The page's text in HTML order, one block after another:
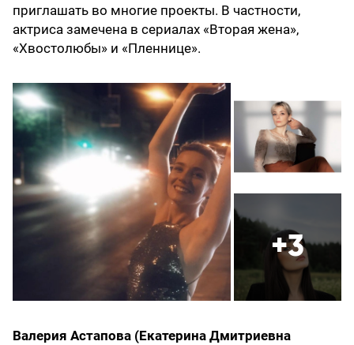
приглашать во многие проекты. В частности,
актриса замечена в сериалах «Вторая жена»,
«Хвостолюбы» и «Пленнице».
+3
Валерия Астапова (Екатерина Дмитриевна